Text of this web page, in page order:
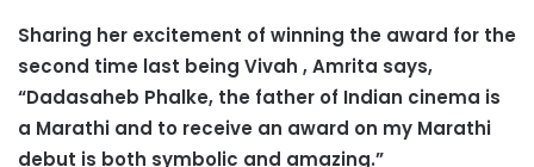
Sharing her excitement of winning the award for the
second time last being Vivah , Amrita says,
“Dadasaheb Phalke, the father of Indian cinema is
a Marathi and to receive an award on my Marathi
debut is both symbolic and amazing.”